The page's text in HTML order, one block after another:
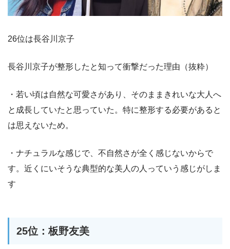
26位は長谷川京子
長谷川京子が整形したと知って衝撃だった理由（抜粋）
・若い頃は自然な可愛さがあり、そのままきれいな大人へ
と成長していたと思っていた。特に整形する必要があると
は思えないため。
・ナチュラルな感じで、不自然さが全く感じないからで
す。近くにいそうな典型的な美人の人っていう感じがしま
す
25位：板野友美